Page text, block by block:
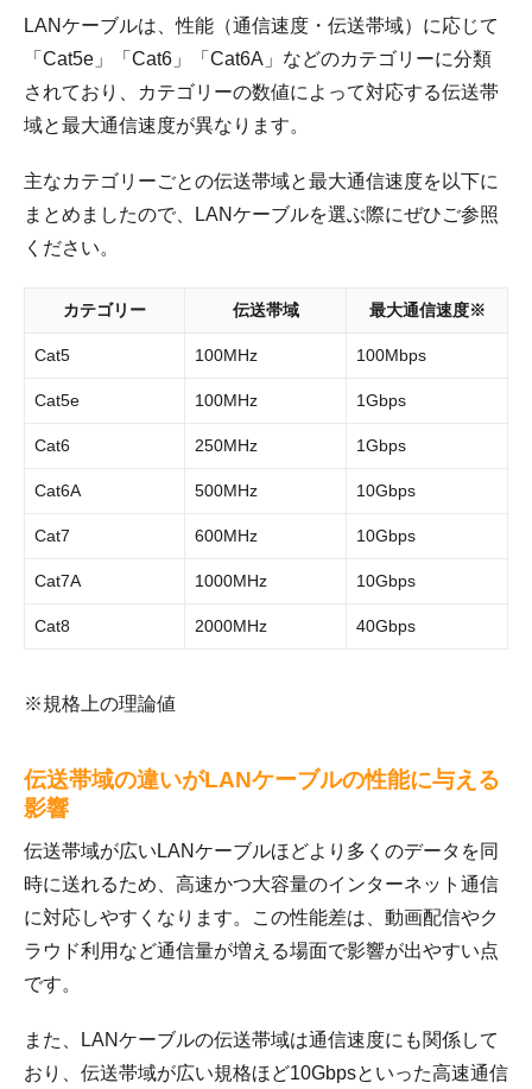
LANケーブルは、性能（通信速度・伝送帯域）に応じて
「Cat5e」「Cat6」「Cat6A」などのカテゴリーに分類
されており、カテゴリーの数値によって対応する伝送帯
域と最大通信速度が異なります。
主なカテゴリーごとの伝送帯域と最大通信速度を以下に
まとめましたので、LANケーブルを選ぶ際にぜひご参照
ください。
カテゴリー 伝送帯域 最大通信速度※
Cat5 100MHz 100Mbps
Cat5e 100MHz 1Gbps
Cat6 250MHz 1Gbps
Cat6A 500MHz 10Gbps
Cat7 600MHz 10Gbps
Cat7A 1000MHz 10Gbps
Cat8 2000MHz 40Gbps
※規格上の理論値
伝送帯域の違いがLANケーブルの性能に与える
影響
伝送帯域が広いLANケーブルほどより多くのデータを同
時に送れるため、高速かつ大容量のインターネット通信
に対応しやすくなります。この性能差は、動画配信やク
ラウド利用など通信量が増える場面で影響が出やすい点
です。
また、LANケーブルの伝送帯域は通信速度にも関係して
おり、伝送帯域が広い規格ほど10Gbpsといった高速通信